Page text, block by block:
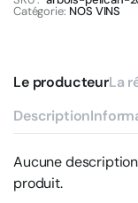
Catégorie: NOS VINS
Le producteurLa
Description
Aucune
produit.